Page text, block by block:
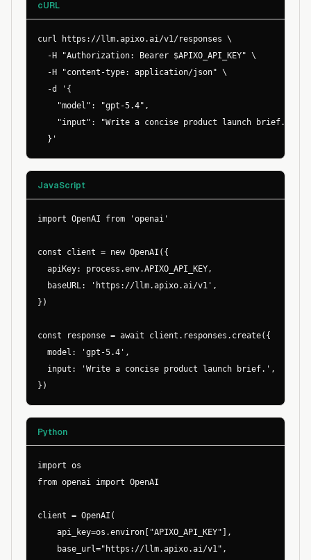
cURL
curl https://llm.apixo.ai/v1/responses \
  -H "Authorization: Bearer $APIXO_API_KEY" \
  -H "content-type: application/json" \
  -d '{
    "model": "gpt-5.4",
    "input": "Write a concise product launch brief."
  }'
JavaScript
import OpenAI from 'openai'
const client = new OpenAI({
  apiKey: process.env.APIXO_API_KEY,
  baseURL: 'https://llm.apixo.ai/v1',
})
const response = await client.responses.create({
  model: 'gpt-5.4',
  input: 'Write a concise product launch brief.',
})
Python
import os
from openai import OpenAI
client = OpenAI(
    api_key=os.environ["APIXO_API_KEY"],
    base_url="https://llm.apixo.ai/v1",